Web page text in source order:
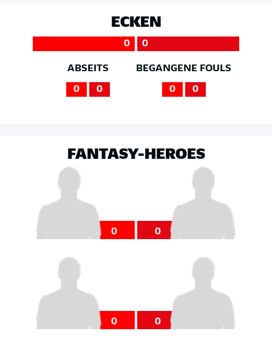
ECKEN
0 0
ABSEITS
0 0
BEGANGENE FOULS
0 0
FANTASY-HEROES
0 0
0 0